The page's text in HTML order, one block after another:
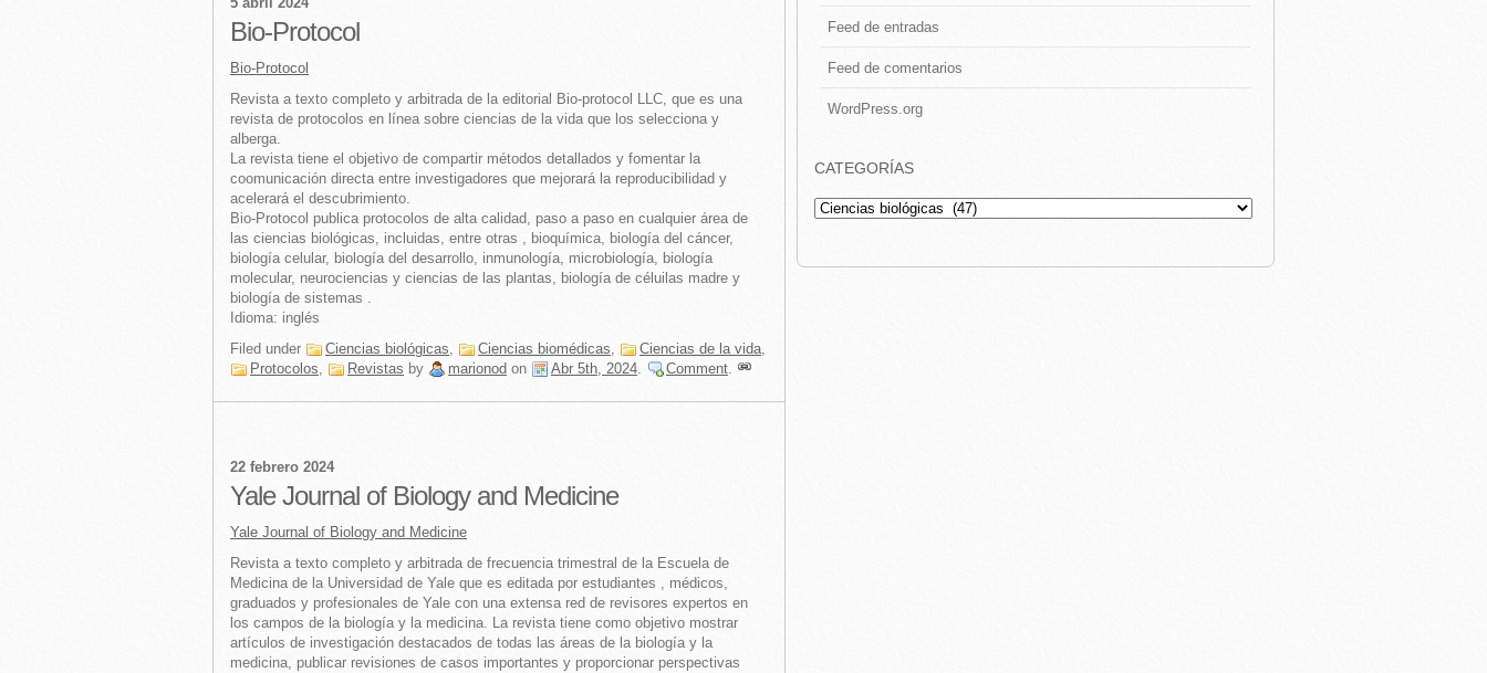
Bio-Protocol
Bio-Protocol
Revista a texto completo y arbitrada de la editorial Bio-protocol LLC, que es una
revista de protocolos en línea sobre ciencias de la vida que los selecciona y
alberga.
La revista tiene el objetivo de compartir métodos detallados y fomentar la
coomunicación directa entre investigadores que mejorará la reproducibilidad y
acelerará el descubrimiento.
Bio-Protocol publica protocolos de alta calidad, paso a paso en cualquier área de
las ciencias biológicas, incluidas, entre otras , bioquímica, biología del cáncer,
biología celular, biología del desarrollo, inmunología, microbiología, biología
molecular, neurociencias y ciencias de las plantas, biología de céluilas madre y
biología de sistemas .
Idioma: inglés
Filed under
Ciencias biológicas, Ciencias biomédicas, Ciencias de la vida,
Protocolos, Revistas by marionod on Abr 5th, 2024. Comment.
22 febrero 2024
Yale Journal of Biology and Medicine
Yale Journal of Biology and Medicine
Revista a texto completo y arbitrada de frecuencia trimestral de la Escuela de
Medicina de la Universidad de Yale que es editada por estudiantes , médicos,
graduados y profesionales de Yale con una extensa red de revisores expertos en
los campos de la biología y la medicina. La revista tiene como objetivo mostrar
artículos de investigación destacados de todas las áreas de la biología y la
medicina, publicar revisiones de casos importantes y proporcionar perspectivas
Feed de entradas
Feed de comentarios
WordPress.org
CATEGORÍAS
Categorías